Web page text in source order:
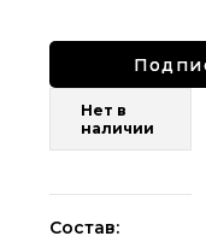
Нет в
наличии
Состав: